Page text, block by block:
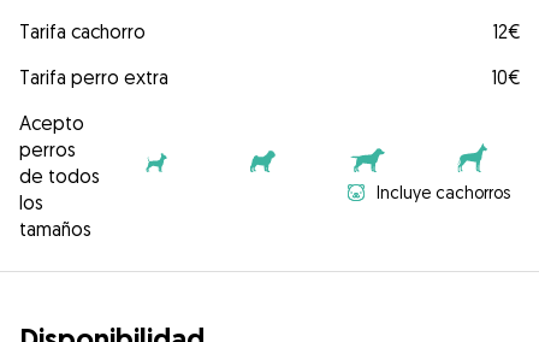
Tarifa cachorro
12€
Tarifa perro extra
10€
Acepto
perros
de todos
los
tamaños
Incluye cachorros